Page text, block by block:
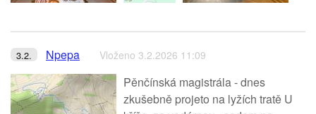
3.2. Npepa Vloženo 3.2.2026 11:09
Pěnčínská magistrála - dnes
zkušebně projeto na lyžích tratě U